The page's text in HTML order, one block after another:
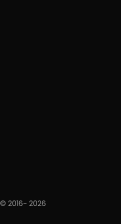
© 2016- 2026